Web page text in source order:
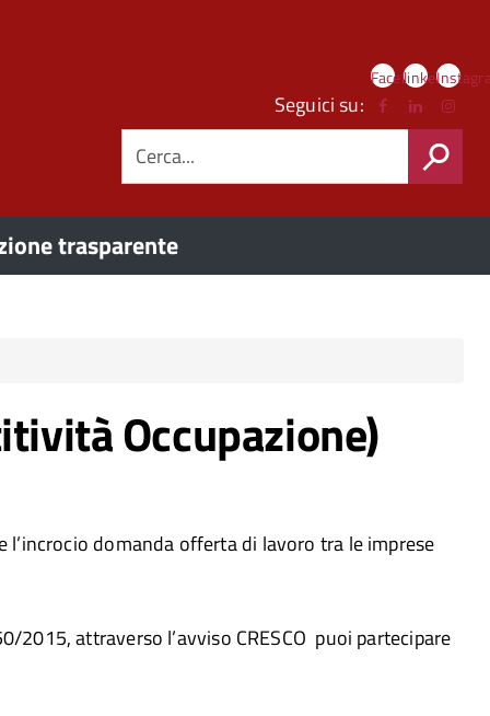
Seguici su:
Facebook
linkedIn
trasparente
Occupazione)
domanda offerta di lavoro tra le imprese
attraverso l’avviso CRESCO puoi partecipare